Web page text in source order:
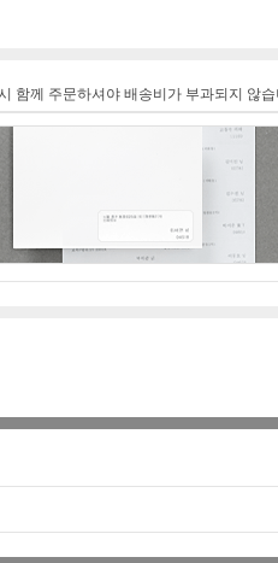
함께 주문하셔야 배송비가 부과되지 않